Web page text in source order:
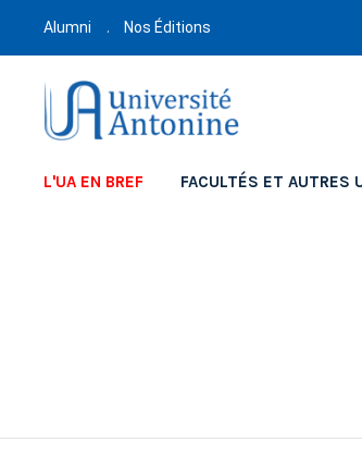
Alumni Nos Éditions
L'UA EN BREF FACULTÉS ET AUTRES